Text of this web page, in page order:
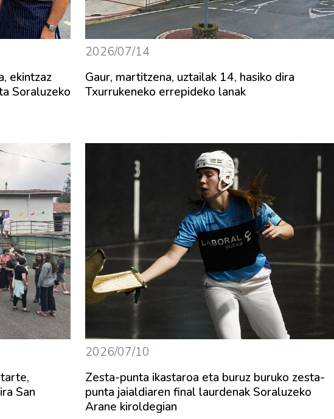
ekintzaz
Soraluzeko
2026/07/14
Gaur, martitzena, uztailak 14, hasiko dira
Txurrukeneko errepideko lanak
San
2026/07/10
Zesta-punta ikastaroa eta buruz buruko zesta-
punta jaialdiaren final laurdenak Soraluzeko
Arane kiroldegian